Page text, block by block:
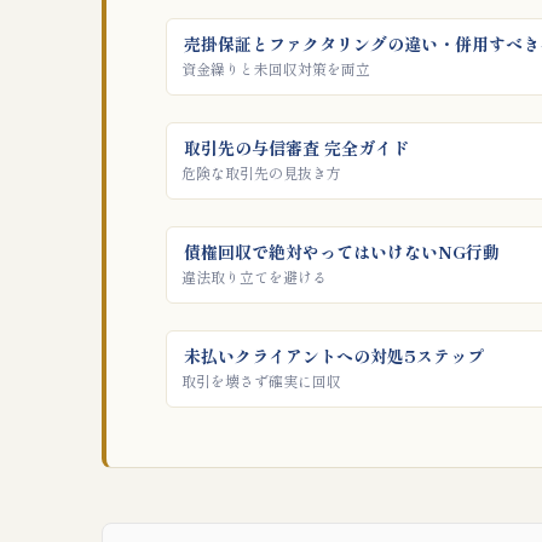
売掛保証とファクタリングの違い・併用すべ
資金繰りと未回収対策を両立
取引先の与信審査 完全ガイド
危険な取引先の見抜き方
債権回収で絶対やってはいけないNG行動
違法取り立てを避ける
未払いクライアントへの対処5ステップ
取引を壊さず確実に回収